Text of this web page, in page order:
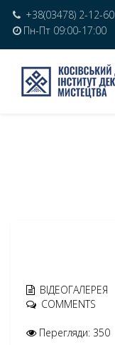
+38(03478) 2-12-60
Пн-Пт 09:00-17:00
ВІДЕОГАЛЕРЕЯ
COMMENTS
Перегляди: 350